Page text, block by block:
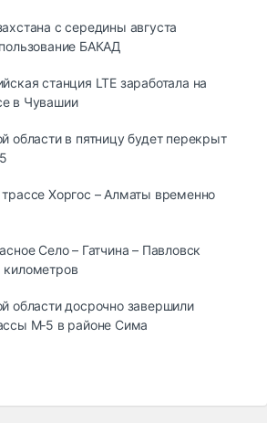
с середины августа
БАКАД
станция LTE заработала на
в Чувашии
области в пятницу будет перекрыт
Хоргос – Алматы временно
Село – Гатчина – Павловск
километров
области досрочно завершили
М‑5 в районе Сима